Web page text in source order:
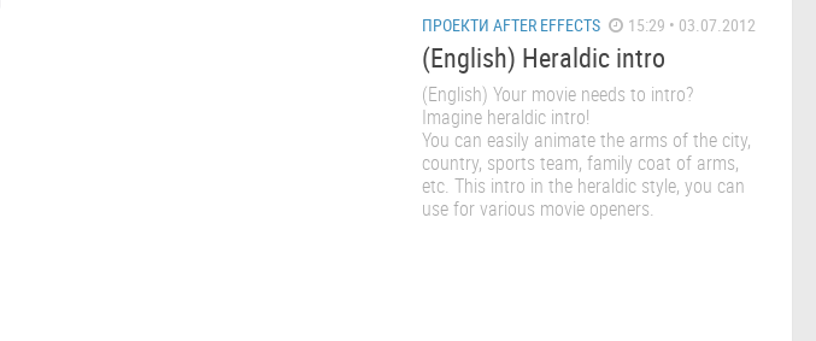
ПРОЕКТИ AFTER EFFECTS 15:29 • 03.07.2012
(English) Heraldic intro
(English) Your movie needs to intro?
Imagine heraldic intro!
You can easily animate the arms of the city,
country, sports team, family coat of arms,
etc. This intro in the heraldic style, you can
use for various movie openers.